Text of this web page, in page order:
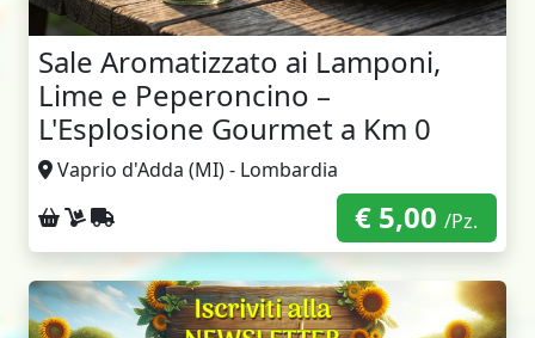
Sale Aromatizzato ai Lamponi,
Lime e Peperoncino –
L'Esplosione Gourmet a Km 0
Vaprio d'Adda (MI) - Lombardia
Ritiro sul posto
Consegna a domicilio
Spedizione con corriere € 5,00/Pz.